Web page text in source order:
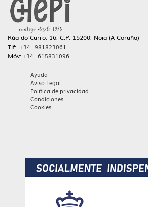
Rúa do Curro, 16, C.P. 15200, Noia (A Coruña)
Tlf: +34 981823061
Móv: +34 615831096
Ayuda
Aviso Legal
Política de privacidad
Condiciones
Cookies